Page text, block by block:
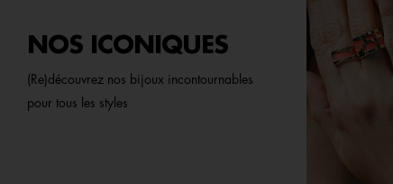
NOS ICONIQUES
(Re)découvrez nos bijoux incontournables
pour tous les styles